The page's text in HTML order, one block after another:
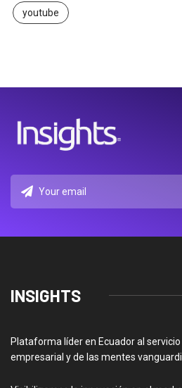
youtube
INSIGHTS
Plataforma líder en Ecuador al
empresarial y de las mentes